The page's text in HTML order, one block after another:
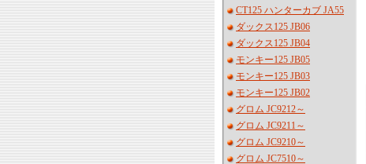
CT125 ハンターカブ JA55
ダックス125 JB06
ダックス125 JB04
モンキー125 JB05
モンキー125 JB03
モンキー125 JB02
グロム JC9212～
グロム JC9211～
グロム JC9210～
グロム JC7510～